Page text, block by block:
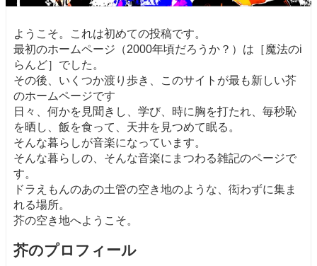
ようこそ。これは初めての投稿です。
最初のホームページ（2000年頃だろうか？）は［魔法のi
らんど］でした。
その後、いくつか渡り歩き、このサイトが最も新しい芥
のホームページです
日々、何かを見聞きし、学び、時に胸を打たれ、毎秒恥
を晒し、飯を食って、天井を見つめて眠る。
そんな暮らしが音楽になっています。
そんな暮らしの、そんな音楽にまつわる雑記のページで
す。
ドラえもんのあの土管の空き地のような、衒わずに集ま
れる場所。
芥の空き地へようこそ。
芥のプロフィール